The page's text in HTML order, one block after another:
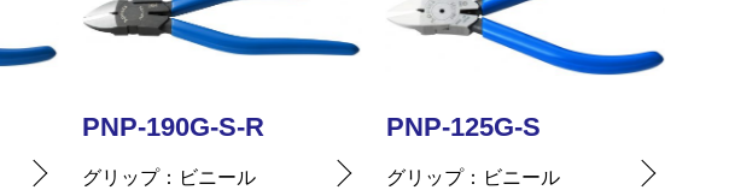
PNP-125G-S
グリップ
ビニール
PNP-190G-S
グリップ
ビニール